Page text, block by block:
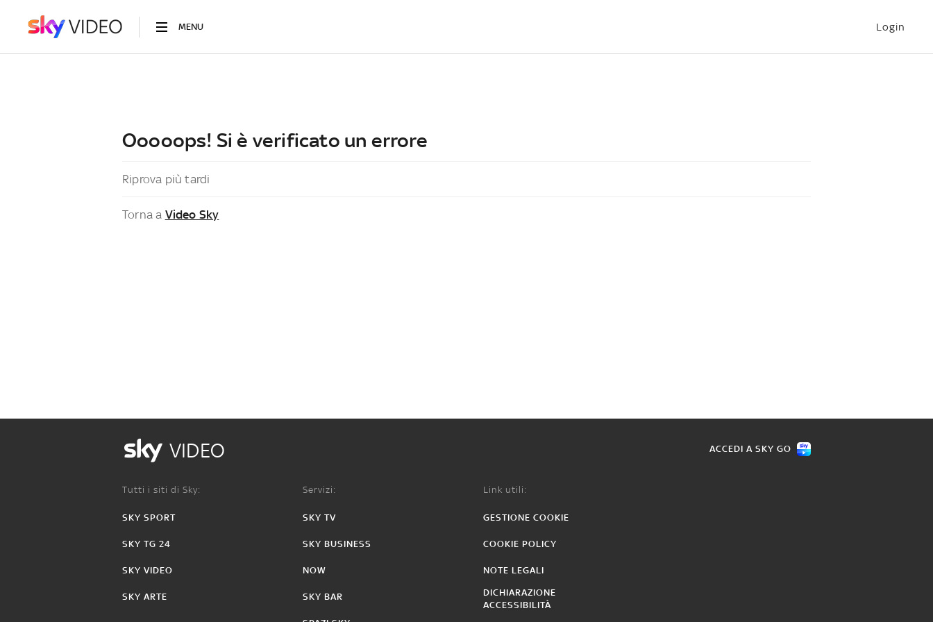
MENU Login
Ooooops! Si è verificato un errore
Riprova più tardi
Torna a Video Sky
VIDEO ACCEDI A SKY GO
Tutti i siti di Sky:
SKY SPORT
SKY TG 24
SKY VIDEO
SKY ARTE
Servizi:
SKY TV
SKY BUSINESS
NOW
SKY BAR
Link utili:
GESTIONE COOKIE
COOKIE POLICY
NOTE LEGALI
DICHIARAZIONE
ACCESSIBILITÀ